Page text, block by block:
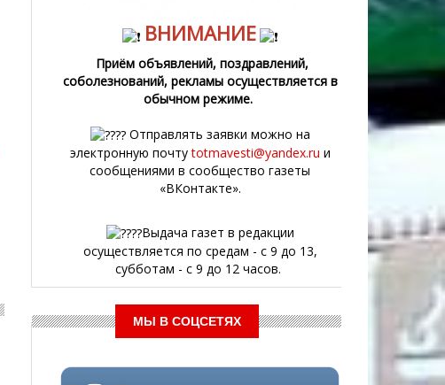
ВНИМАНИЕ
Приём объявлений, поздравлений,
соболезнований, рекламы осуществляется в
обычном режиме.
Отправлять заявки можно на
электронную почтуtotmavesti@yandex.ru и
сообщениями в сообщество газеты
«ВКонтакте».
Выдача газет в редакции
осуществляется по средам - с 9 до 13,
субботам - с 9 до 12 часов.
МЫ В СОЦСЕТЯХ